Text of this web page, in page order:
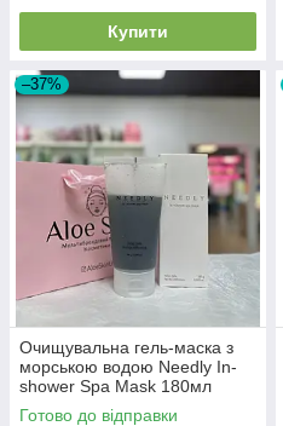
Купити
–37%
Очищувальна гель-маска з
морською водою Needly In-
shower Spa Mask 180мл
Готово до відправки